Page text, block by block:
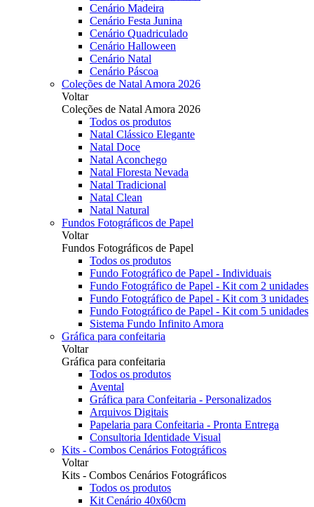
Cenário Madeira
Cenário Festa Junina
Cenário Quadriculado
Cenário Halloween
Cenário Natal
Cenário Páscoa
Coleções de Natal Amora 2026
Voltar
Coleções de Natal Amora 2026
Todos os produtos
Natal Clássico Elegante
Natal Doce
Natal Aconchego
Natal Floresta Nevada
Natal Tradicional
Natal Clean
Natal Natural
Fundos Fotográficos de Papel
Voltar
Fundos Fotográficos de Papel
Todos os produtos
Fundo Fotográfico de Papel - Individuais
Fundo Fotográfico de Papel - Kit com 2 unidades
Fundo Fotográfico de Papel - Kit com 3 unidades
Fundo Fotográfico de Papel - Kit com 5 unidades
Sistema Fundo Infinito Amora
Gráfica para confeitaria
Voltar
Gráfica para confeitaria
Todos os produtos
Avental
Gráfica para Confeitaria - Personalizados
Arquivos Digitais
Papelaria para Confeitaria - Pronta Entrega
Consultoria Identidade Visual
Kits - Combos Cenários Fotográficos
Voltar
Kits - Combos Cenários Fotográficos
Todos os produtos
Kit Cenário 40x60cm